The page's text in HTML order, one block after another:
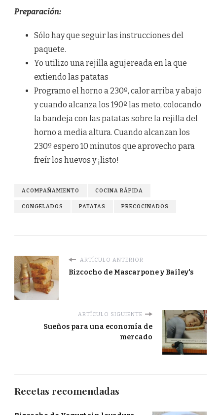
Preparación:
Sólo hay que seguir las instrucciones del
paquete.
Yo utilizo una rejilla agujereada en la que
extiendo las patatas
Programo el horno a 230º, calor arriba y abajo
y cuando alcanza los 190º las meto, colocando
la bandeja con las patatas sobre la rejilla del
horno a media altura. Cuando alcanzan los
230º espero 10 minutos que aprovecho para
freír los huevos y ¡listo!
ACOMPAÑAMIENTO COCINA RÁPIDA
CONGELADOS PATATAS PRECOCINADOS
ARTÍCULO ANTERIOR
Bizcocho de Mascarpone y Bailey's
ARTÍCULO SIGUIENTE
Sueños para una economía de
mercado
Recetas recomendadas